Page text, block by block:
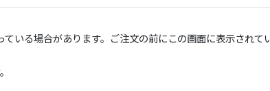
る場合があります。ご注文の前にこの画面に表示されて